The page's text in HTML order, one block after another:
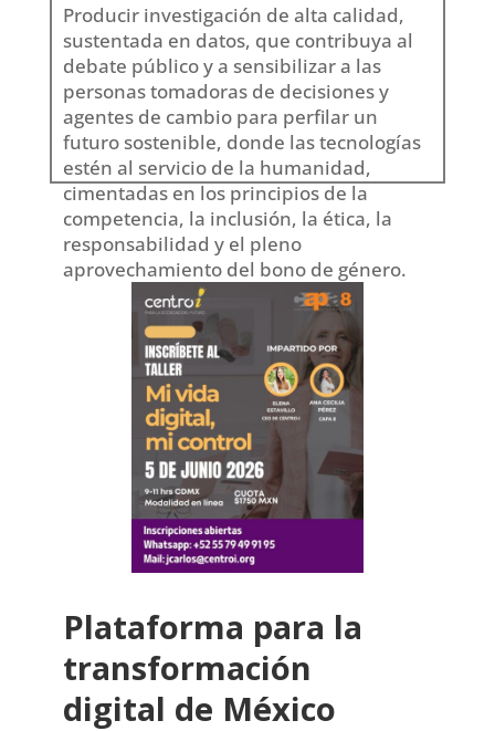
Producir investigación de alta calidad,
sustentada en datos, que contribuya al
debate público y a sensibilizar a las
personas tomadoras de decisiones y
agentes de cambio para perfilar un
futuro sostenible, donde las tecnologías
estén al servicio de la humanidad,
cimentadas en los principios de la
competencia, la inclusión, la ética, la
responsabilidad y el pleno
aprovechamiento del bono de género.
Plataforma para la
transformación
digital de México